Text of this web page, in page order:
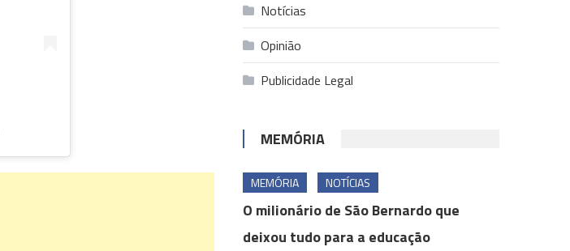
Notícias
Opinião
Publicidade Legal
MEMÓRIA
MEMÓRIA NOTÍCIAS
O milionário de São Bernardo que
deixou tudo para a educação